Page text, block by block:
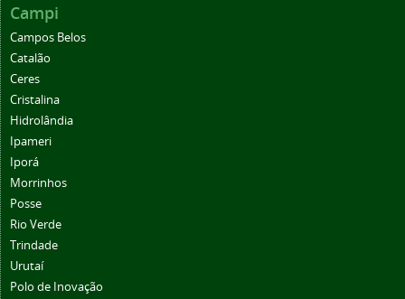
Campi
Campos Belos
Catalão
Ceres
Cristalina
Hidrolândia
Ipameri
Iporá
Morrinhos
Posse
Rio Verde
Trindade
Urutaí
Polo de Inovação